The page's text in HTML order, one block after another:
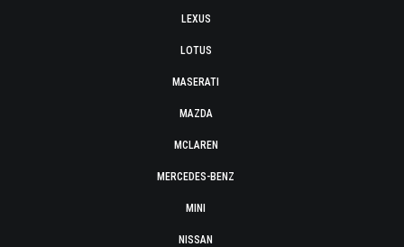
LEXUS
LOTUS
MASERATI
MAZDA
MCLAREN
MERCEDES-BENZ
MINI
NISSAN